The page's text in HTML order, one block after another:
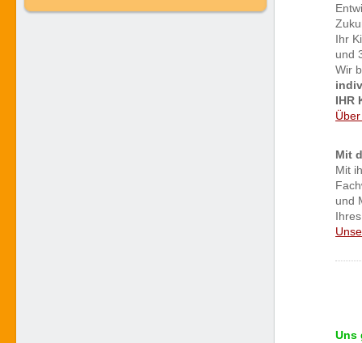
Ihr
und
Wir
IHR
Mit
Mit
und
Uns